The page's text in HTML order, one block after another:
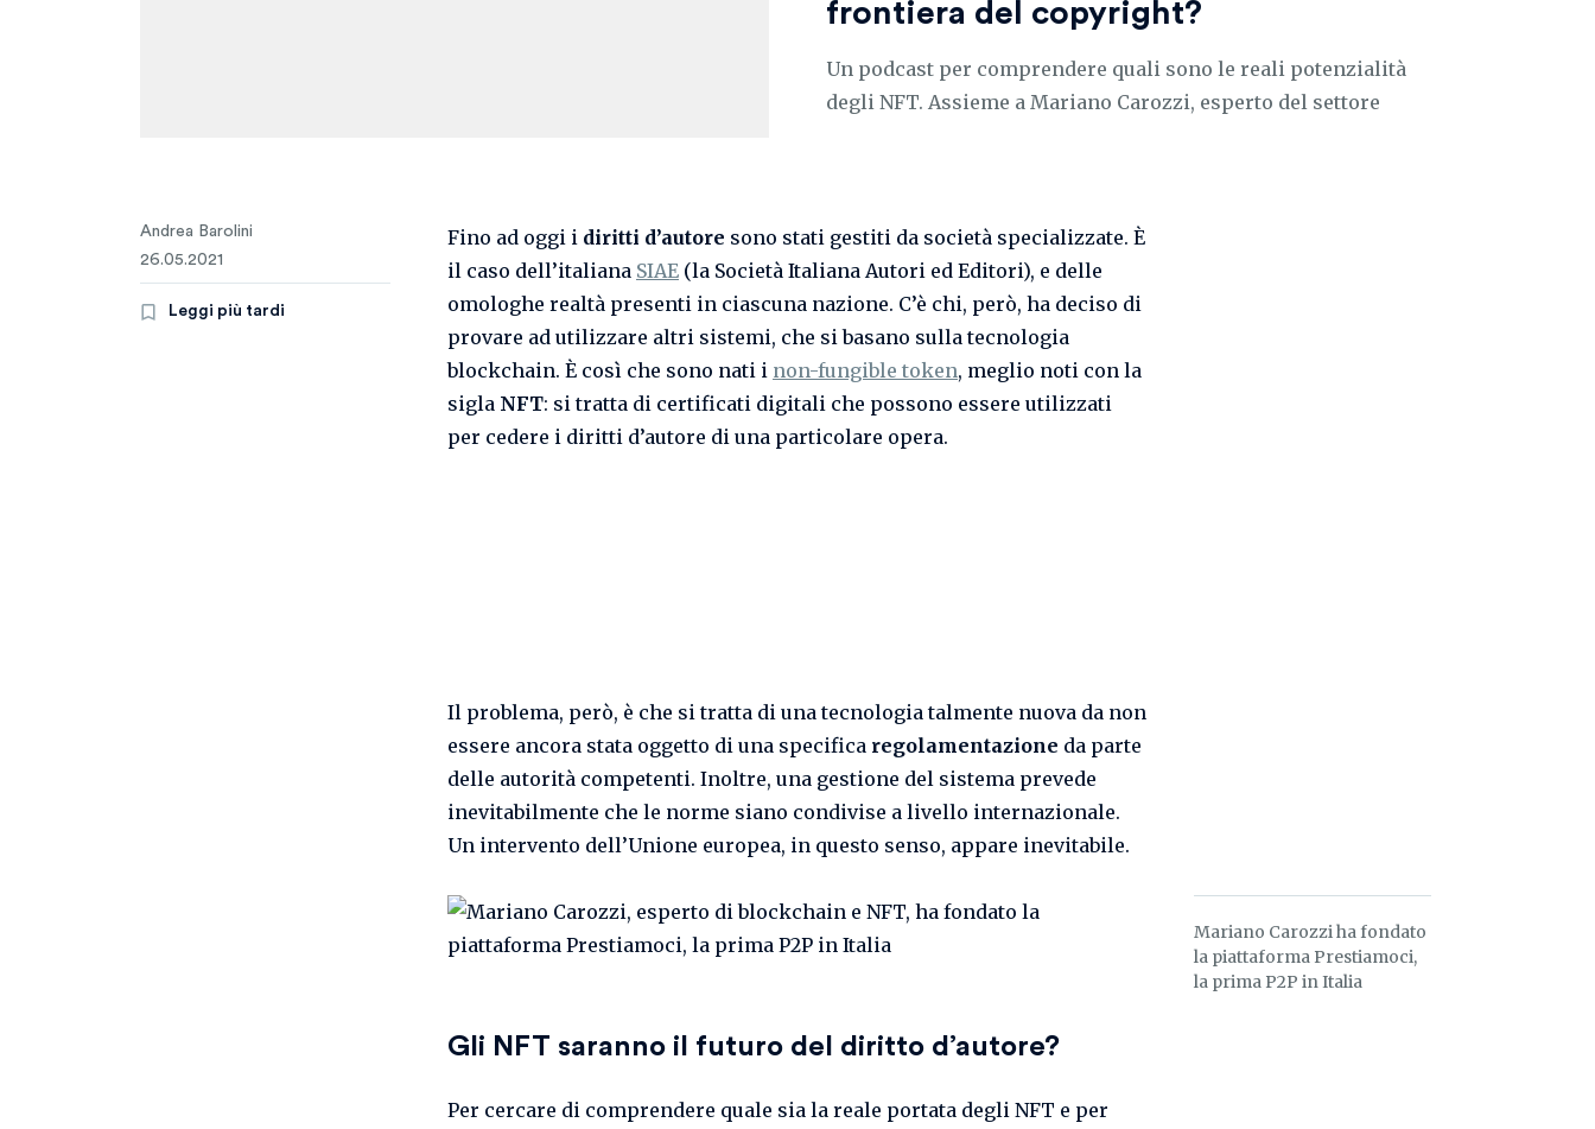
frontiera del copyright?
Un podcast per comprendere quali sono le reali potenzialità
degli NFT. Assieme a Mariano Carozzi, esperto del settore
Andrea Barolini
26.05.2021
Leggi più tardi
Fino ad oggi i diritti d’autore sono stati gestiti da società specializzate. È
il caso dell’italiana SIAE (la Società Italiana Autori ed Editori), e delle
omologhe realtà presenti in ciascuna nazione. C’è chi, però, ha deciso di
provare ad utilizzare altri sistemi, che si basano sulla tecnologia
blockchain. È così che sono nati i non-fungible token, meglio noti con la
sigla NFT: si tratta di certificati digitali che possono essere utilizzati
per cedere i diritti d’autore di una particolare opera.
Il problema, però, è che si tratta di una tecnologia talmente nuova da non
essere ancora stata oggetto di una specifica regolamentazione da parte
delle autorità competenti. Inoltre, una gestione del sistema prevede
inevitabilmente che le norme siano condivise a livello internazionale.
Un intervento dell’Unione europea, in questo senso, appare inevitabile.
Mariano Carozzi ha fondato
la piattaforma Prestiamoci,
la prima P2P in Italia
Gli NFT saranno il futuro del diritto d’autore?
Per cercare di comprendere quale sia la reale portata degli NFT e per